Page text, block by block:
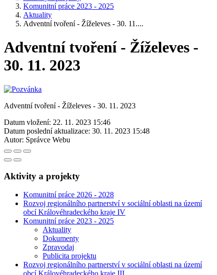
Komunitní práce 2023 - 2025
Aktuality
Adventní tvoření - Žíželeves - 30. 11....
Adventní tvoření - Žíželeves -
30. 11. 2023
Adventní tvoření - Žíželeves - 30. 11. 2023
Datum vložení: 22. 11. 2023 15:46
Datum poslední aktualizace: 30. 11. 2023 15:48
Autor: Správce Webu
Aktivity a projekty
Komunitní práce 2026 - 2028
Rozvoj regionálního partnerství v sociální oblasti na území
obcí Královéhradeckého kraje IV
Komunitní práce 2023 - 2025
Aktuality
Dokumenty
Zpravodaj
Publicita projektu
Rozvoj regionálního partnerství v sociální oblasti na území